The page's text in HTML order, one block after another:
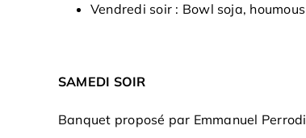
Vendredi soir : Bowl soja,
SAMEDI SOIR
Banquet proposé par Emmanuel